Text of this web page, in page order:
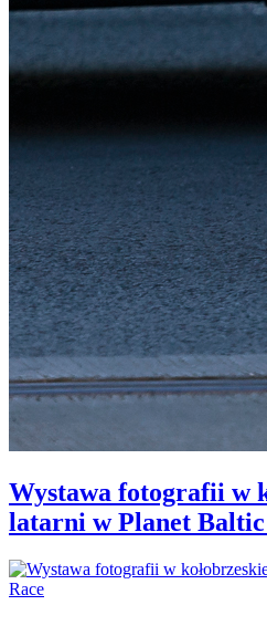
Wystawa fotografii w
latarni w Planet Baltic